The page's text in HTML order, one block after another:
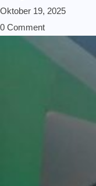
Oktober 19, 2025
0 Comment